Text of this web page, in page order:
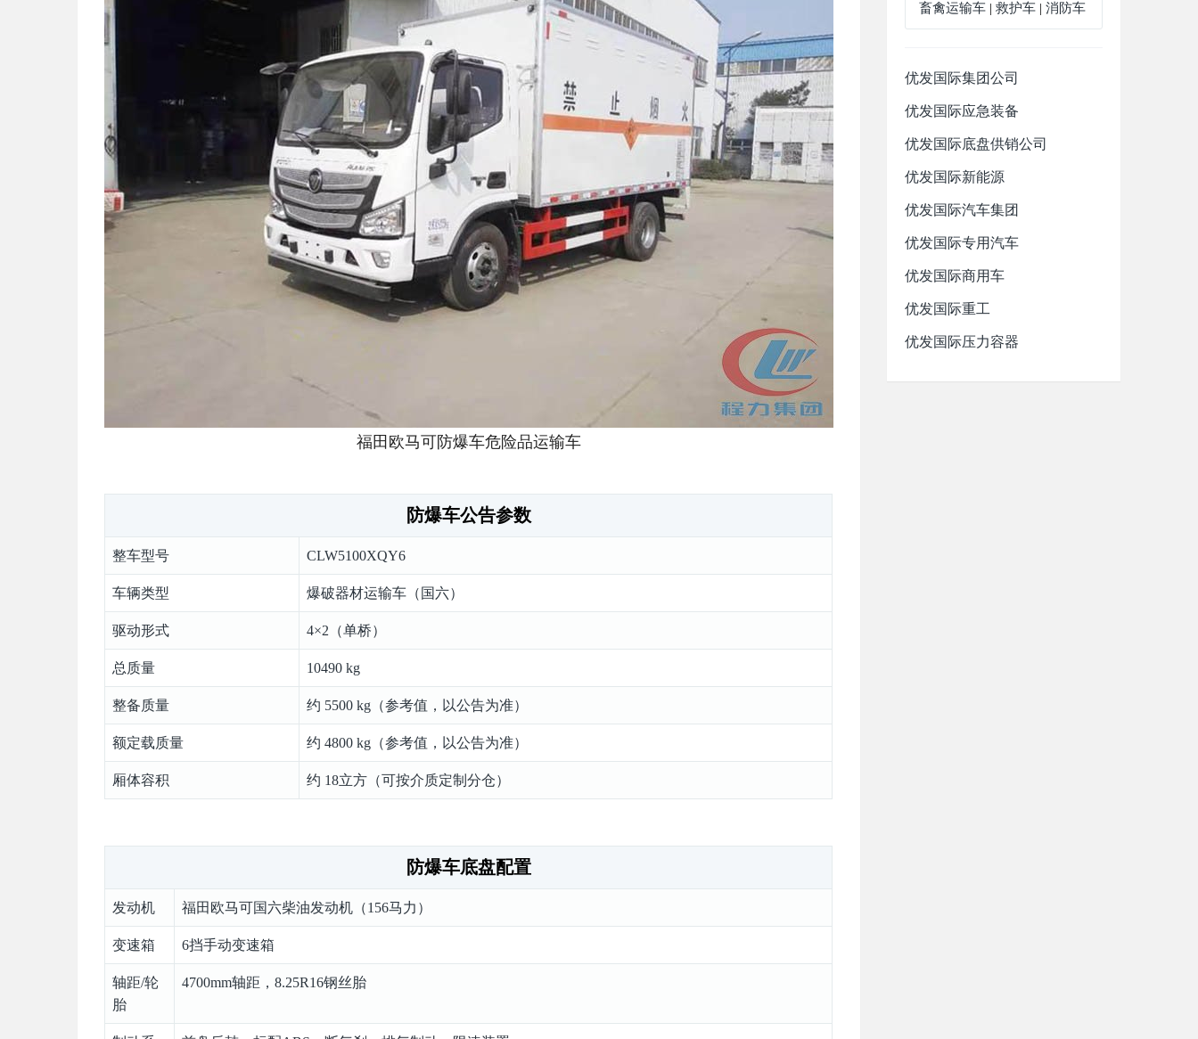
福田欧马可防爆车危险品运输车
防爆车公告参数
整车型号 CLW5100XQY6
车辆类型 爆破器材运输车（国六）
驱动形式 4×2（单桥）
总质量 10490 kg
整备质量 约 5500 kg（参考值，以公告为准）
额定载质量 约 4800 kg（参考值，以公告为准）
厢体容积 约 18立方（可按介质定制分仓）
防爆车底盘配置
发动机 福田欧马可国六柴油发动机（156马力）
变速箱 6挡手动变速箱
轴距/轮
胎
4700mm轴距，8.25R16钢丝胎
畜禽运输车| 救护车| 消防车
优发国际集团公司
优发国际应急装备
优发国际底盘供销公司
优发国际新能源
优发国际汽车集团
优发国际专用汽车
优发国际商用车
优发国际重工
优发国际压力容器